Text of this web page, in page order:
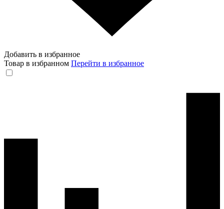
Добавить в избранное
Товар в избранном Перейти в избранное